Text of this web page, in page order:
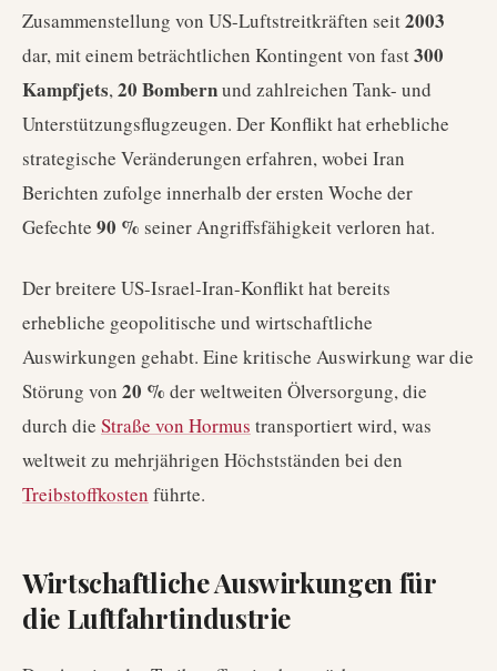
Zusammenstellung von US-Luftstreitkräften seit2003
dar, mit einem beträchtlichen Kontingent von fast300
Kampfjets,20 Bombernund zahlreichen Tank- und
Unterstützungsflugzeugen. Der Konflikt hat erhebliche
strategische Veränderungen erfahren, wobei Iran
Berichten zufolge innerhalb der ersten Woche der
Gefechte 90 % seiner Angriffsfähigkeit verloren hat.
Der breitere US-Israel-Iran-Konflikt hat bereits
erhebliche geopolitische und wirtschaftliche
Auswirkungen gehabt. Eine kritische Auswirkung war die
Störung von 20 % der weltweiten Ölversorgung, die
durch die Straße von Hormus transportiert wird, was
weltweit zu mehrjährigen Höchstständen bei den
Treibstoffkosten führte.
Wirtschaftliche Auswirkungen für
die Luftfahrtindustrie